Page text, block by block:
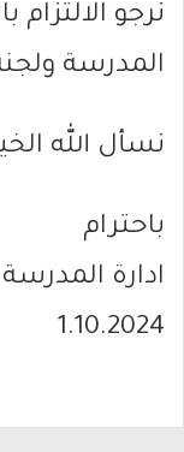
نرجو
المدرسة
نسأل الله
باحترام
ادارة المدرسة
1.10.2024